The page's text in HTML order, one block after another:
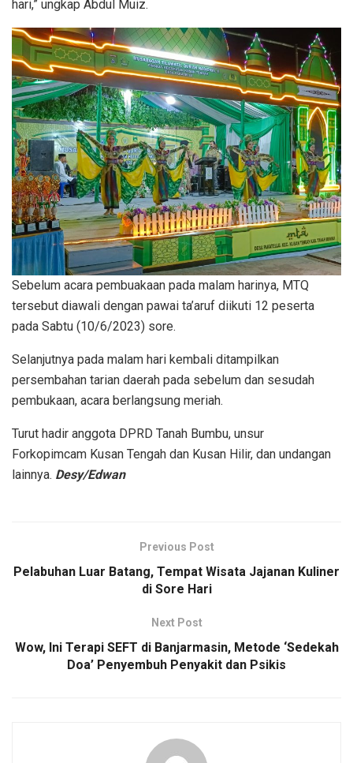
hari,” ungkap Abdul Muiz.
Sebelum acara pembuakaan pada malam harinya, MTQ
tersebut diawali dengan pawai ta’aruf diikuti 12 peserta
pada Sabtu (10/6/2023) sore.
Selanjutnya pada malam hari kembali ditampilkan
persembahan tarian daerah pada sebelum dan sesudah
pembukaan, acara berlangsung meriah.
Turut hadir anggota DPRD Tanah Bumbu, unsur
Forkopimcam Kusan Tengah dan Kusan Hilir, dan undangan
lainnya. Desy/Edwan
Previous Post
Pelabuhan Luar Batang, Tempat Wisata Jajanan Kuliner
di Sore Hari
Next Post
Wow, Ini Terapi SEFT di Banjarmasin, Metode ‘Sedekah
Doa’ Penyembuh Penyakit dan Psikis